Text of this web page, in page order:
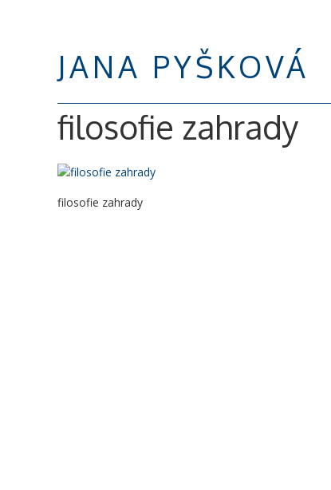
JANA PYŠKOVÁ
filosofie zahrady
filosofie zahrady